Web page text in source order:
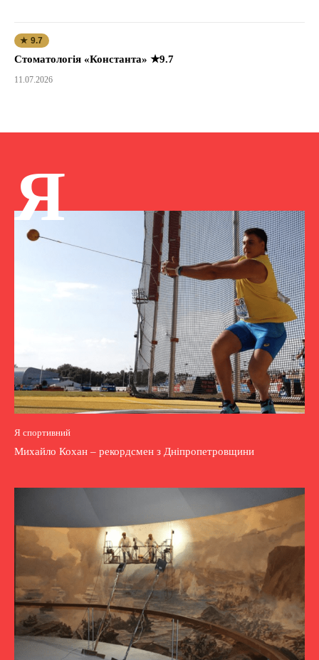
★ 9.7
Стоматологія «Константа» ★9.7
11.07.2026
Я
Я спортивний
Михайло Кохан – рекордсмен з Дніпропетровщини